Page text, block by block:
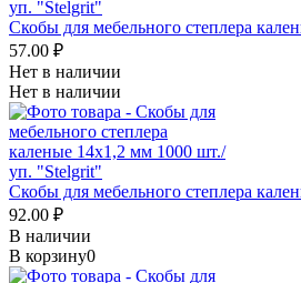
Скобы для мебельного степлера
57.00 ₽
Нет в наличии
Нет в наличии
Скобы для мебельного степлера
92.00 ₽
В наличии
В корзину0